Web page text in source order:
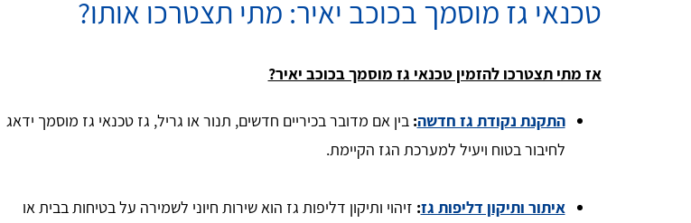
טכנאי גז מוסמך בכוכב יאיר: מתי תצטרכו אותו?
אז מתי תצטרכו להזמין טכנאי גז מוסמך בכוכב יאיר?
התקנת נקודת גז חדשה: בין אם מדובר בכיריים חדשים, תנור או גריל, גז טכנאי גז מוסמך ידאג
לחיבור בטוח ויעיל למערכת הגז הקיימת.
איתור ותיקון דליפות גז: זיהוי ותיקון דליפות גז הוא שירות חיוני לשמירה על בטיחות בבית או